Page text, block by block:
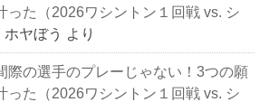
った（2026ワシントン１回戦 vs. シ
ホヤぼう より
際の選手のプレーじゃない！3つの願
った（2026ワシントン１回戦 vs. シ